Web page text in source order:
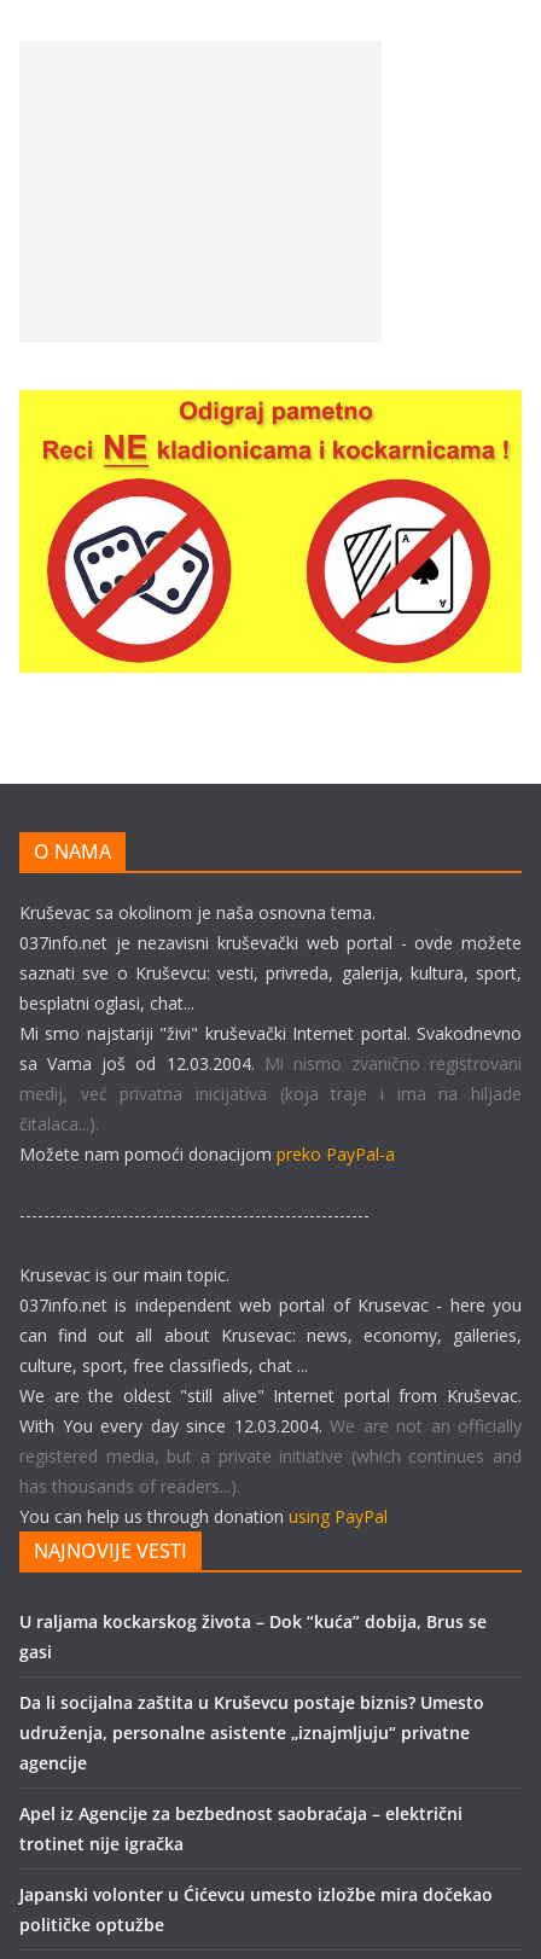
O NAMA
Kruševac sa okolinom je naša osnovna tema.
037info.net je nezavisni kruševački web portal - ovde možete
saznati sve o Kruševcu: vesti, privreda, galerija, kultura, sport,
besplatni oglasi, chat...
Mi smo najstariji "živi" kruševački Internet portal. Svakodnevno
sa Vama još od 12.03.2004. Mi nismo zvanično registrovani
medij, već privatna inicijativa (koja traje i ima na hiljade
čitalaca...).
Možete nam pomoći donacijom preko PayPal-a
----------------------------------------------------------
Krusevac is our main topic.
037info.net is independent web portal of Krusevac - here you
can find out all about Krusevac: news, economy, galleries,
culture, sport, free classifieds, chat ...
We are the oldest "still alive" Internet portal from Kruševac.
With You every day since 12.03.2004. We are not an officially
registered media, but a private initiative (which continues and
has thousands of readers...).
You can help us through donation using PayPal
NAJNOVIJE VESTI
U raljama kockarskog života – Dok “kuća” dobija, Brus se
gasi
Da li socijalna zaštita u Kruševcu postaje biznis? Umesto
udruženja, personalne asistente „iznajmljuju“ privatne
agencije
Apel iz Agencije za bezbednost saobraćaja – električni
trotinet nije igračka
Japanski volonter u Ćićevcu umesto izložbe mira dočekao
političke optužbe